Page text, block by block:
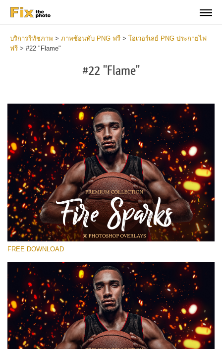
บริการรีทัชภาพ > ภาพซ้อนทับ PNG ฟรี > โอเวอร์เลย์ PNG ประกายไฟ
ฟรี > #22 "Flame"
#22 "Flame"
โปรดเลือก
Small 800*533px
Fire Sparks
(30 Overlays)
Large 6000*4000px
Bokeh Collection (650 Overlays)
FREE DOWNLOAD